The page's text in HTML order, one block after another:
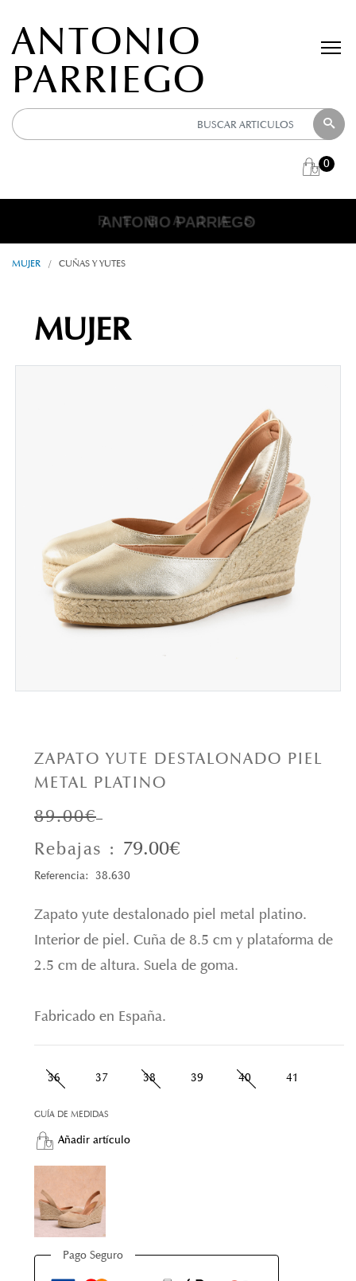
ANTONIO
PARRIEGO
0
R E B A J A S
ANTONIO PARRIEGO
MUJER / CUÑAS Y YUTES
MUJER
ZAPATO YUTE DESTALONADO PIEL
METAL PLATINO
89.00€
Rebajas : 79.00€
Referencia: 38.630
Zapato yute destalonado piel metal platino.
Interior de piel. Cuña de 8.5 cm y plataforma de
2.5 cm de altura. Suela de goma.
Fabricado en España.
36 37 38 39 40 41
GUÍA DE MEDIDAS
Añadir artículo
Pago Seguro